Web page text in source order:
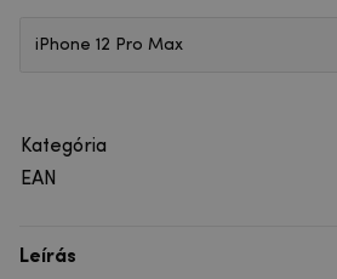
iPhone 12 Pro Max
Kategória
EAN
Leírás